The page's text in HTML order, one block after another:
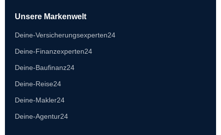
Unsere Markenwelt
Deine-Versicherungsexperten24
Deine-Finanzexperten24
Deine-Baufinanz24
Deine-Reise24
Deine-Makler24
Deine-Agentur24